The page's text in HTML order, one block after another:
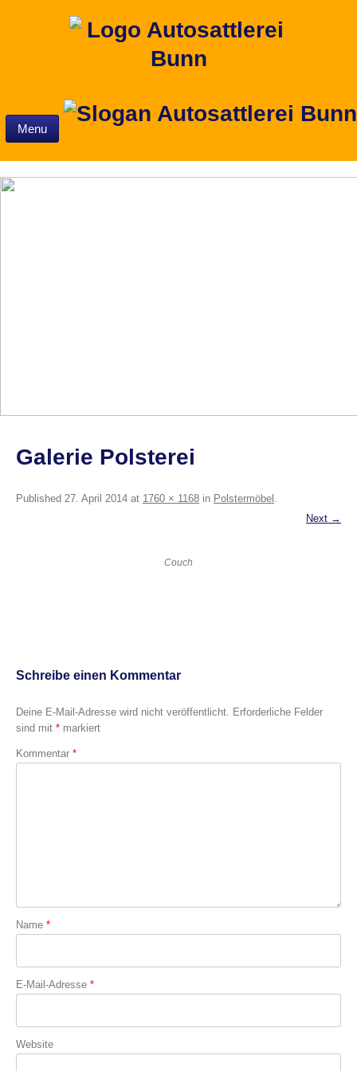
Menu Skip to content
Galerie Polsterei
Published 27. April 2014 at 1760 × 1168 in Polstermöbel .
Next →
Couch
Schreibe einen Kommentar
Deine E-Mail-Adresse wird nicht veröffentlicht. Erforderliche Felder
sind mit * markiert
Kommentar *
Name *
E-Mail-Adresse *
Website